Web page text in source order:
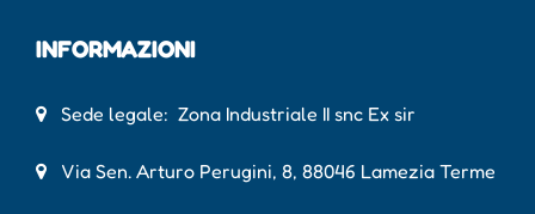
INFORMAZIONI
Sede legale: Zona Industriale II snc Ex sir
Via Sen. Arturo Perugini, 8, 88046 Lamezia Terme